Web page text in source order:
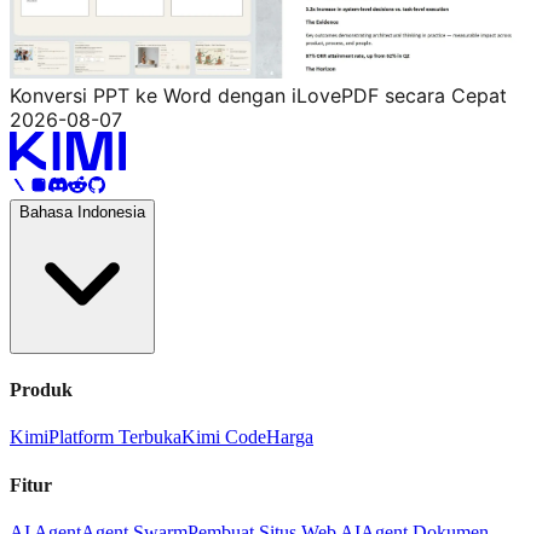
Konversi PPT ke Word dengan iLovePDF secara Cepat
2026-08-07
Bahasa Indonesia
Produk
KimiPlatform TerbukaKimi CodeHarga
Fitur